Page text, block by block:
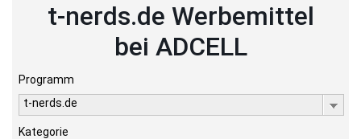
t-nerds.de Werbemittel
bei ADCELL
Programm
t-nerds.de
Kategorie